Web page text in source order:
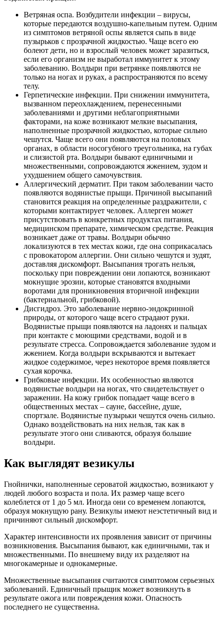
Ветряная оспа. Возбудители инфекции – вирусы,
которые передаются воздушно-капельным путем. Одним
из симптомов ветряной оспы является сыпь в виде
пузырьков с прозрачной жидкостью. Чаще всего ею
болеют дети, но и взрослый человек может заразиться,
если его организм не выработал иммунитет к этому
заболеванию. Волдыри при ветрянке появляются не
только на ногах и руках, а распространяются по всему
телу.
Герпетические инфекции. При снижении иммунитета,
вызванном переохлаждением, перенесенными
заболеваниями и другими неблагоприятными
факторами, на коже возникают мелкие высыпания,
наполненные прозрачной жидкостью, которые сильно
чешутся. Чаще всего они появляются на половых
органах, в области носогубного треугольника, на губах
и слизистой рта. Волдыри бывают единичными и
множественными, сопровождаются жжением, зудом и
ухудшением общего самочувствия.
Аллергический дерматит. При таком заболевании часто
появляются водянистые прыщи. Причиной высыпаний
становится реакция на определенные раздражители, с
которыми контактирует человек. Аллерген может
присутствовать в конкретных продуктах питания,
медицинском препарате, химическом средстве. Реакция
возникает даже от травы. Волдыри обычно
локализуются в тех местах кожи, где она соприкасалась
с провокатором аллергии. Они сильно чешутся и зудят,
доставляя дискомфорт. Высыпания трогать нельзя,
поскольку при повреждении они лопаются, возникают
мокнущие эрозии, которые становятся входными
воротами для проникновения вторичной инфекции
(бактериальной, грибковой).
Дисгидроз. Это заболевание нервно-эндокринной
природы, от которого чаще всего страдают руки.
Водянистые прыщи появляются на ладонях и пальцах
при контакте с моющими средствами, водой и в
результате стресса. Сопровождается заболевание зудом и
жжением. Когда волдыри вскрываются и вытекает
жидкое содержимое, через некоторое время появляется
сухая корочка.
Грибковые инфекции. Их особенностью являются
водянистые волдыри на ногах, что свидетельствует о
заражении. На кожу грибок попадает чаще всего в
общественных местах – сауне, бассейне, душе,
спортзале. Водянистые пузырьки чешутся очень сильно.
Однако воздействовать на них нельзя, так как в
результате этого они сливаются, образуя большие
волдыри.
Как выглядят везикулы
Гнойнички, наполненные сероватой жидкостью, возникают у
людей любого возраста и пола. Их размер чаще всего
колеблется от 1 до 5 мл. Иногда они со временем лопаются,
образуя мокнущую рану. Везикулы имеют неэстетичный вид и
причиняют сильный дискомфорт.
Характер интенсивности их проявления зависит от причины
возникновения. Высыпания бывают, как единичными, так и
множественными. По внешнему виду их разделяют на
многокамерные и однокамерные.
Множественные высыпания считаются симптомом серьезных
заболеваний. Единичный прыщик может возникнуть в
результате ожога или повреждения кожи. Опасность
последнего не существенна.